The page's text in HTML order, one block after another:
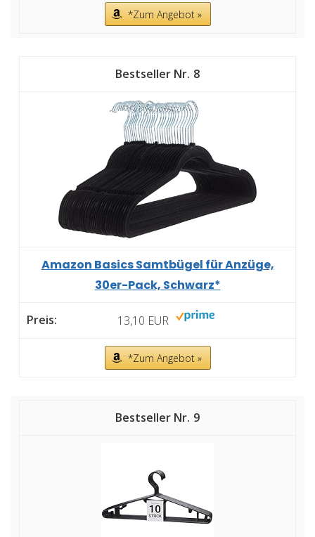
*Zum Angebot »
8
Amazon Basics Samtbügel für Anzüge,
30er-Pack, Schwarz*
13,10 EUR
*Zum Angebot »
9